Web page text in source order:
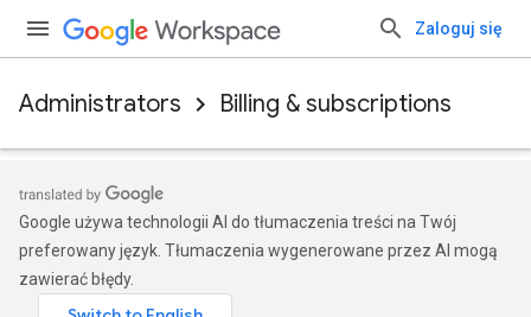
Zaloguj się
Administrators Billing & subscriptions
Google używa technologii AI do tłumaczenia treści na Twój
preferowany język. Tłumaczenia wygenerowane przez AI mogą
zawierać błędy.